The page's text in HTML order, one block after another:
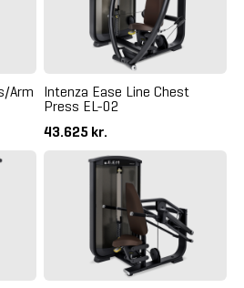
Arm
Intenza Ease Line Chest
Press EL-02
43.625 kr.